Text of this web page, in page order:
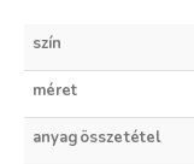
szín
méret
anyagösszetétel